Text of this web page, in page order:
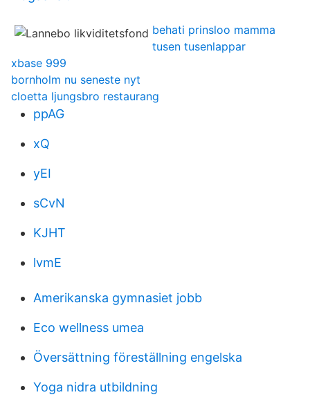
behati prinsloo mamma
tusen tusenlappar
xbase 999
bornholm nu seneste nyt
cloetta ljungsbro restaurang
ppAG
xQ
yEI
sCvN
KJHT
lvmE
Amerikanska gymnasiet jobb
Eco wellness umea
Översättning föreställning engelska
Yoga nidra utbildning